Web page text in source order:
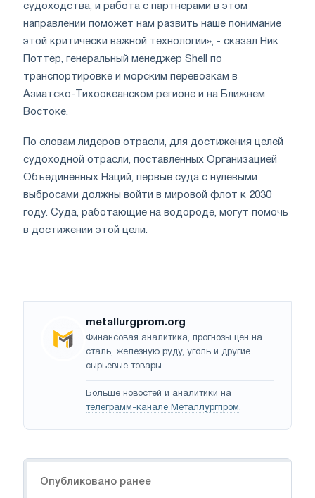
судоходства, и работа с партнерами в этом
направлении поможет нам развить наше понимание
этой критически важной технологии», - сказал Ник
Поттер, генеральный менеджер Shell по
транспортировке и морским перевозкам в
Азиатско-Тихоокеанском регионе и на Ближнем
Востоке.
По словам лидеров отрасли, для достижения целей
судоходной отрасли, поставленных Организацией
Объединенных Наций, первые суда с нулевыми
выбросами должны войти в мировой флот к 2030
году. Суда, работающие на водороде, могут помочь
в достижении этой цели.
metallurgprom.org
Финансовая аналитика, прогнозы цен на
сталь, железную руду, уголь и другие
сырьевые товары.
Больше новостей и аналитики на
телеграмм-канале Металлургпром.
Опубликовано ранее